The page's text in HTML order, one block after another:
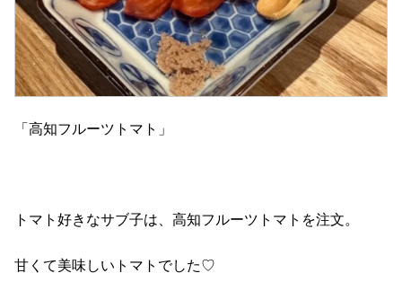
「高知フルーツトマト」
トマト好きなサブ子は、高知フルーツトマトを注文。
甘くて美味しいトマトでした♡